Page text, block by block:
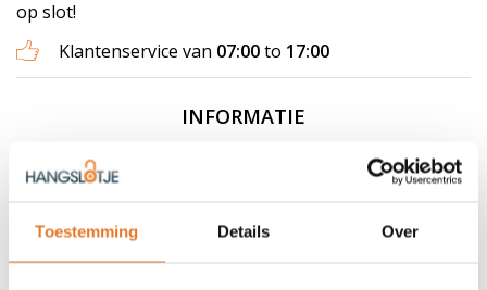
Toestemming Details Over
op slot!
Klantenservice van 07:00to 17:00
INFORMATIE
Hangslot 38mm
Gepolijst ijzer - Middelmaat